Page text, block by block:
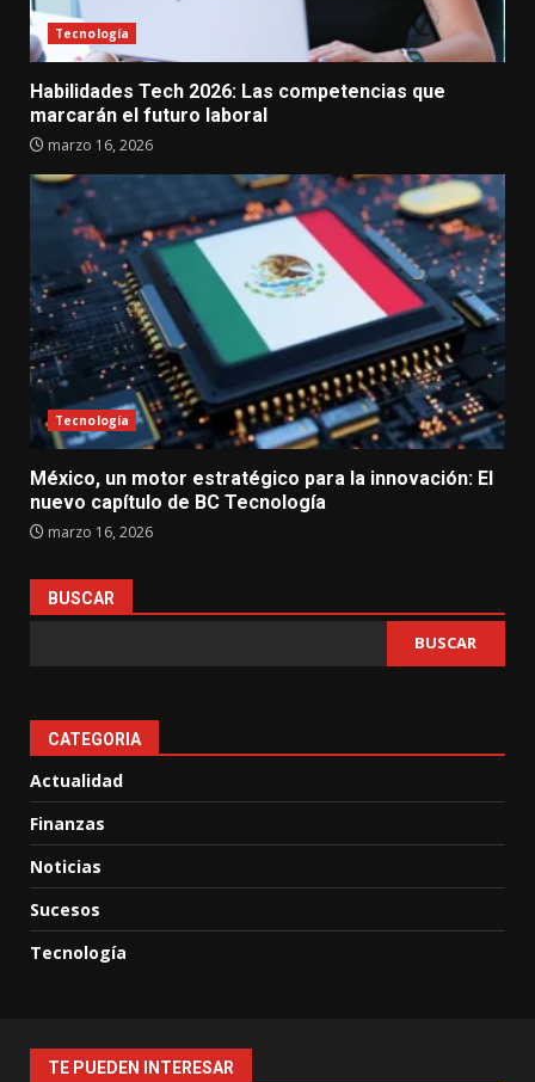
Tecnología
Habilidades Tech 2026: Las competencias que
marcarán el futuro laboral
marzo 16, 2026
Tecnología
México, un motor estratégico para la innovación: El
nuevo capítulo de BC Tecnología
marzo 16, 2026
BUSCAR
BUSCAR
CATEGORIA
Actualidad
Finanzas
Noticias
Sucesos
Tecnología
TE PUEDEN INTERESAR